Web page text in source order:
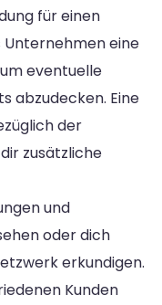
für einen
Unternehmen eine
eventuelle
abzudecken. Eine
der
zusätzliche
und
oder dich
erkundigen.
Kunden